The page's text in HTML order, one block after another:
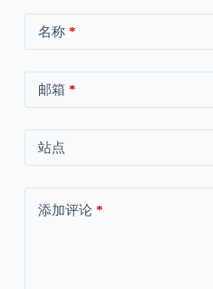
名称*
邮箱 *
站点
添加评论*